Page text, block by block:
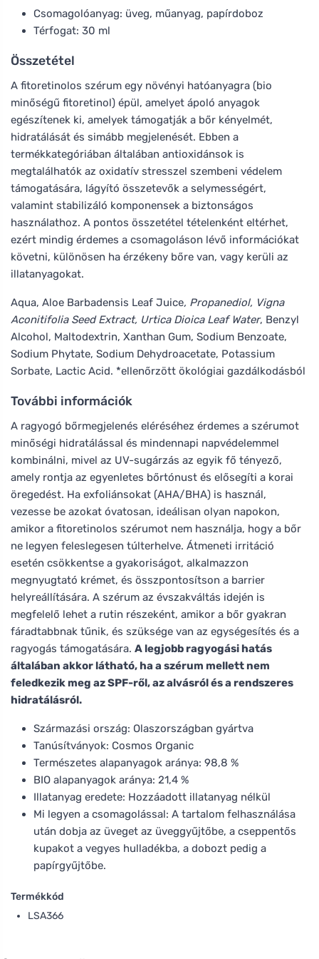
Csomagolóanyag: üveg, műanyag, papírdoboz
Térfogat: 30 ml
Összetétel
A fitoretinolos szérum egy növényi hatóanyagra (bio
minőségű fitoretinol) épül, amelyet ápoló anyagok
egészítenek ki, amelyek támogatják a bőr kényelmét,
hidratálását és simább megjelenését. Ebben a
termékkategóriában általában antioxidánsok is
megtalálhatók az oxidatív stresszel szembeni védelem
támogatására, lágyító összetevők a selymességért,
valamint stabilizáló komponensek a biztonságos
használathoz. A pontos összetétel tételenként eltérhet,
ezért mindig érdemes a csomagoláson lévő információkat
követni, különösen ha érzékeny bőre van, vagy kerüli az
illatanyagokat.
Aqua, Aloe Barbadensis Leaf Juice, Propanediol, Vigna
Aconitifolia Seed Extract, Urtica Dioica Leaf Water, Benzyl
Alcohol, Maltodextrin, Xanthan Gum, Sodium Benzoate,
Sodium Phytate, Sodium Dehydroacetate, Potassium
Sorbate, Lactic Acid. *ellenőrzött ökológiai gazdálkodásból
További információk
A ragyogó bőrmegjelenés eléréséhez érdemes a szérumot
minőségi hidratálással és mindennapi napvédelemmel
kombinálni, mivel az UV-sugárzás az egyik fő tényező,
amely rontja az egyenletes bőrtónust és elősegíti a korai
öregedést. Ha exfoliánsokat (AHA/BHA) is használ,
vezesse be azokat óvatosan, ideálisan olyan napokon,
amikor a fitoretinolos szérumot nem használja, hogy a bőr
ne legyen feleslegesen túlterhelve. Átmeneti irritáció
esetén csökkentse a gyakoriságot, alkalmazzon
megnyugtató krémet, és összpontosítson a barrier
helyreállítására. A szérum az évszakváltás idején is
megfelelő lehet a rutin részeként, amikor a bőr gyakran
fáradtabbnak tűnik, és szüksége van az egységesítés és a
ragyogás támogatására. A legjobb ragyogási hatás
általában akkor látható, ha a szérum mellett nem
feledkezik meg az SPF-ről, az alvásról és a rendszeres
hidratálásról.
Származási ország: Olaszországban gyártva
Tanúsítványok: Cosmos Organic
Természetes alapanyagok aránya: 98,8 %
BIO alapanyagok aránya: 21,4 %
Illatanyag eredete: Hozzáadott illatanyag nélkül
Mi legyen a csomagolással: A tartalom felhasználása
után dobja az üveget az üveggyűjtőbe, a cseppentős
kupakot a vegyes hulladékba, a dobozt pedig a
papírgyűjtőbe.
Termékkód
LSA366